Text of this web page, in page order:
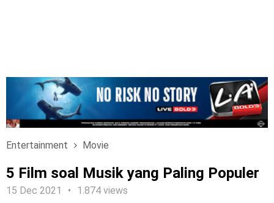
Entertainment Movie
5 Film soal Musik yang Paling Populer
15 Dec 2021 1.874 views